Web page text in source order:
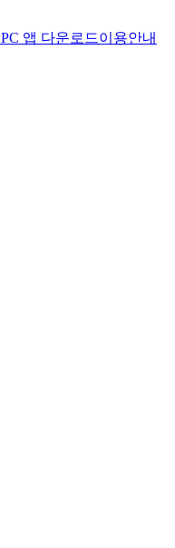
PC 앱 다운로드이용안내